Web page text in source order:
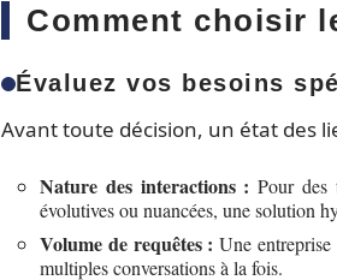
Comment choisir
Évaluez vos besoins
Avant toute décision, un état des
Nature des interactions : Pour des
évolutives ou nuancées, une solution
Volume de requêtes : Une entreprise
multiples conversations à la fois.